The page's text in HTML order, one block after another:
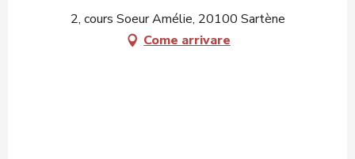
2, cours Soeur Amélie, 20100 Sartène
Come arrivare